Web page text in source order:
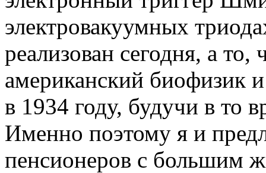
электровакуумных
реализован сегодня, а то,
американский биофизик
в 1934 году, будучи в то
Именно поэтому я и
пенсионеров с большим